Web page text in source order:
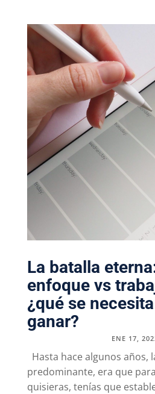
La batalla
enfoque vs
¿qué se
ganar?
ENE 17,
Hasta hace algunos años,
predominante, era que
quisieras, tenías que